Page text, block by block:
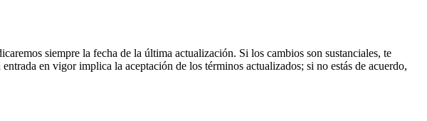
siempre la fecha de la última actualización. Si los cambios son sustanciales, te
en vigor implica la aceptación de los términos actualizados; si no estás de acuerdo,